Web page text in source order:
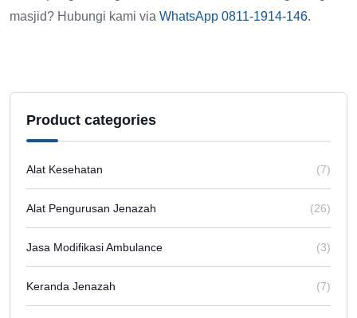
Product categories
Alat Kesehatan (7)
Alat Pengurusan Jenazah (26)
Jasa Modifikasi Ambulance (3)
Keranda Jenazah (7)
masjid? Hubungi kami via WhatsApp 0811-1914-146.